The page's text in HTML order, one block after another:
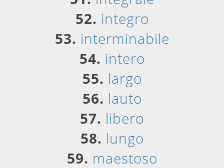
52. integro
53. interminabile
54. intero
55. largo
56. lauto
57. libero
58. lungo
59. maestoso